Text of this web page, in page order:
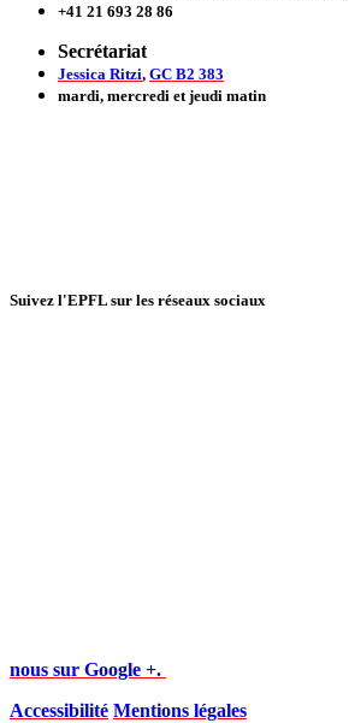
+41 21 693 28 86
Secrétariat
Jessica Ritzi, GC B2 383
mardi, mercredi et jeudi matin
Suivez l'EPFL sur les réseaux sociaux
nous sur Google +.
Accessibilité Mentions légales